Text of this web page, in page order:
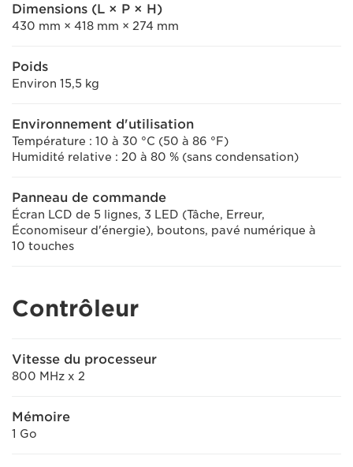
Dimensions (L × P × H)
430 mm × 418 mm × 274 mm
Poids
Environ 15,5 kg
Environnement d'utilisation
Température : 10 à 30 °C (50 à 86 °F)
Humidité relative : 20 à 80 % (sans condensation)
Panneau de commande
Écran LCD de 5 lignes, 3 LED (Tâche, Erreur,
Économiseur d'énergie), boutons, pavé numérique à
10 touches
Contrôleur
Vitesse du processeur
800 MHz x 2
Mémoire
1 Go